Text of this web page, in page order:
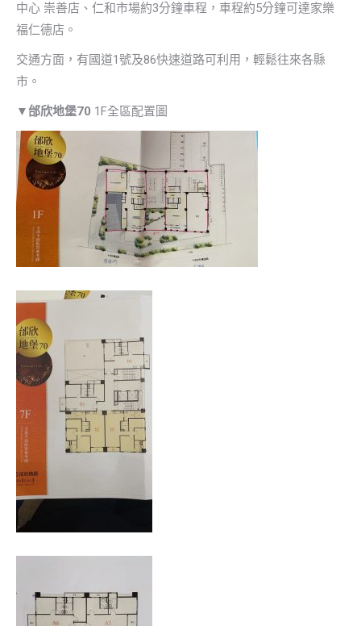
中心 崇善店、仁和市場約3分鐘車程，車程約5分鐘可達家樂
福仁德店。
交通方面，有國道1號及86快速道路可利用，輕鬆往來各縣
市。
▼邰欣地堡70 1F全區配置圖